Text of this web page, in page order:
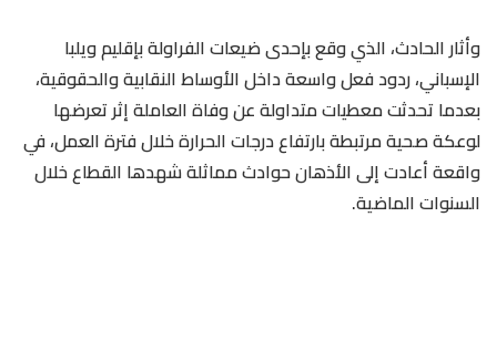
وأثار الحادث، الذي وقع بإحدى ضيعات الفراولة بإقليم ويلبا
الإسباني، ردود فعل واسعة داخل الأوساط النقابية والحقوقية،
بعدما تحدثت معطيات متداولة عن وفاة العاملة إثر تعرضها
لوعكة صحية مرتبطة بارتفاع درجات الحرارة خلال فترة العمل، في
واقعة أعادت إلى الأذهان حوادث مماثلة شهدها القطاع خلال
السنوات الماضية.